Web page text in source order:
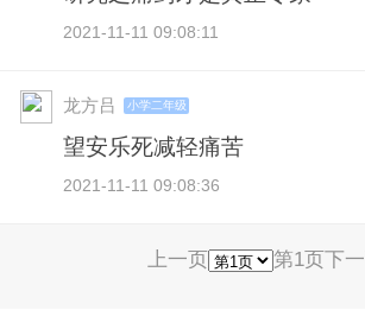
2021-11-11 09:08:11
龙方吕 小学二年级
望安乐死减轻痛苦
2021-11-11 09:08:36
上一页 第1页下